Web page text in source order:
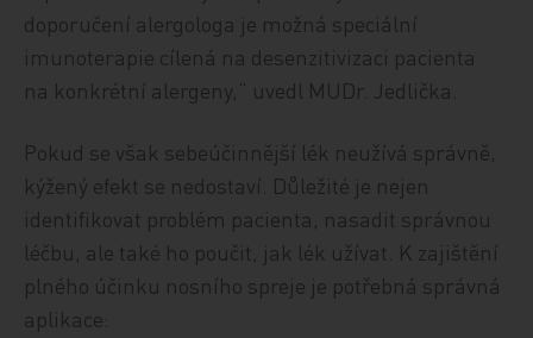
doporučení alergologa je možná speciální
imunoterapie cílená na desenzitivizaci pacienta
na konkrétní alergeny,“ uvedl MUDr. Jedlička.
Pokud se však sebeúčinnější lék neužívá správně,
kýžený efekt se nedostaví. Důležité je nejen
identifikovat problém pacienta, nasadit správnou
léčbu, ale také ho poučit, jak lék užívat. K zajištění
plného účinku nosního spreje je potřebná správná
aplikace: